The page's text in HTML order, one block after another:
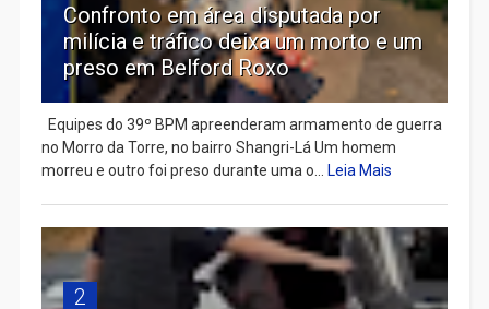
Confronto em área disputada por
milícia e tráfico deixa um morto e um
preso em Belford Roxo
Equipes do 39º BPM apreenderam armamento de guerra
no Morro da Torre, no bairro Shangri-Lá Um homem
morreu e outro foi preso durante uma o...
Leia Mais
2